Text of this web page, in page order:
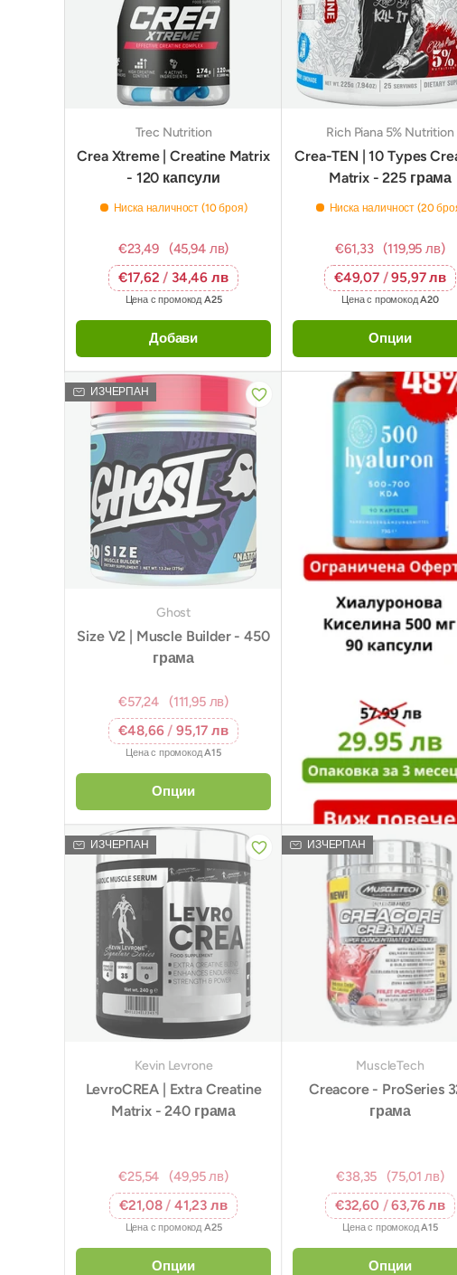
Trec Nutrition
Crea Xtreme | Creatine Matrix
- 120 капсули
Ниска наличност (10 броя)
€23,49
(45,94 лв)
€17,62 / 34,46 лв
Цена с промокод A25
Добави
Rich Piana 5% Nutrition
Crea-TEN | 10 Types
Matrix - 225 грама
Ниска наличност (20
€61,33
(119,95 лв)
€49,07 /95,97 лв
Цена с промокодA20
Опции
ИЗЧЕРПАН
Ghost
Size V2 | Muscle Builder - 450
грама
€57,24
(111,95 лв)
€48,66 / 95,17 лв
Цена с промокодA15
Опции
ИЗЧЕРПАН
Kevin Levrone
LevroCREA | Extra Creatine
Matrix - 240 грама
€25,54
(49,95 лв)
€21,08 / 41,23 лв
Цена с промокод A25
Опции
ИЗЧЕРПАН
MuscleTech
Creacore - ProSeries
грама
€38,35
(75,01 лв)
€32,60 /63,76 лв
Цена с промокодA15
Опции